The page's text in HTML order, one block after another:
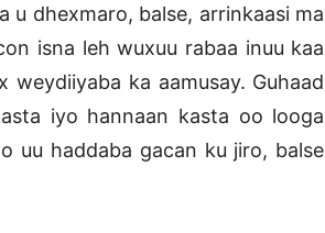
u dhexmaro, balse, arrinkaasi ma
isna leh wuxuu rabaa inuu kaa
ka aamusay. Guhaad
iyo hannaan kasta oo looga
uu haddaba gacan ku jiro, balse